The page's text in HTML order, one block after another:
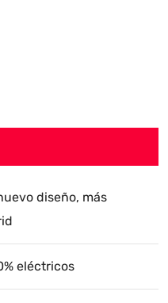
diseño, más
eléctricos